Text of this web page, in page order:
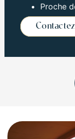
Proche